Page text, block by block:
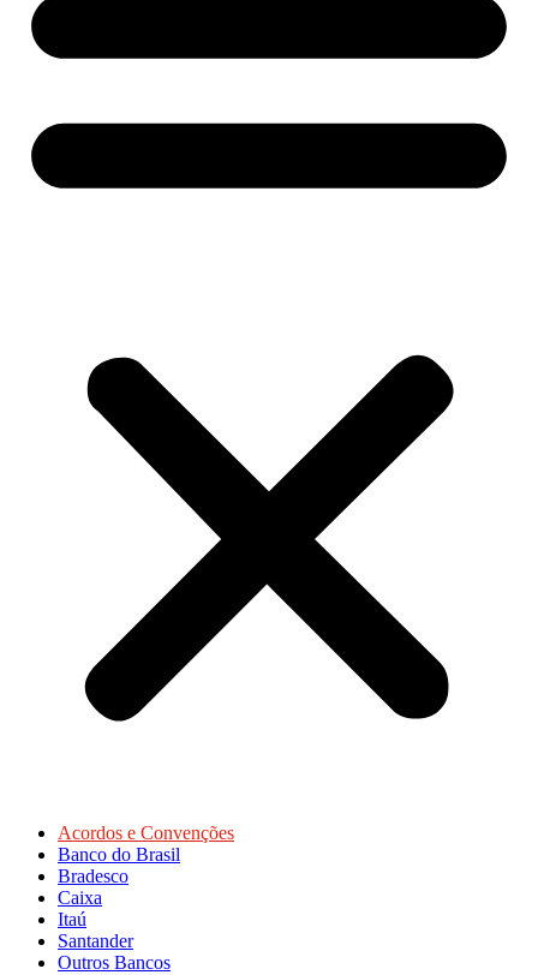
Acordos e Convenções
Banco do Brasil
Bradesco
Caixa
Itaú
Santander
Outros Bancos